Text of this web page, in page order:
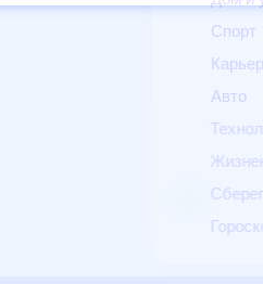
Спорт
Авто